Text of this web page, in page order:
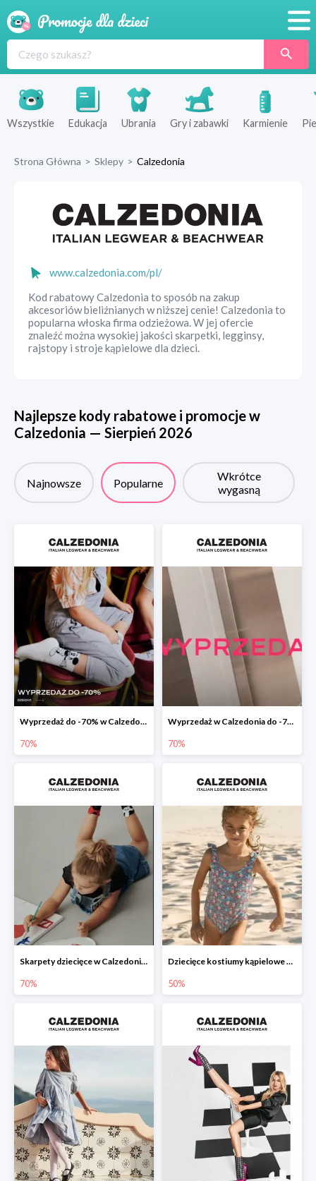
Produkty
Sklepy
Wszystkie Edukacja Ubrania Gry i zabawki Karmienie
Strona Główna > Sklepy > Calzedonia
www.calzedonia.com/pl/
Kod rabatowy Calzedonia to sposób na zakup
akcesoriów bieliźnianych w niższej cenie! Calzedonia to
popularna włoska firma odzieżowa. W jej ofercie
znaleźć można wysokiej jakości skarpetki, legginsy,
rajstopy i stroje kąpielowe dla dzieci.
Najlepsze kody rabatowe i promocje w
Calzedonia — Sierpień 2026
Najnowsze Popularne
Wkrótce
wygasną
Wyprzedaż do -70% w Calzedonia
70%
Wyprzedaż w Calzedonia do -70%
70%
Skarpety dziecięce w Calzedonia do -70%
70%
Dziecięce kostiumy kąpielowe w Calzedonia do -50%
50%